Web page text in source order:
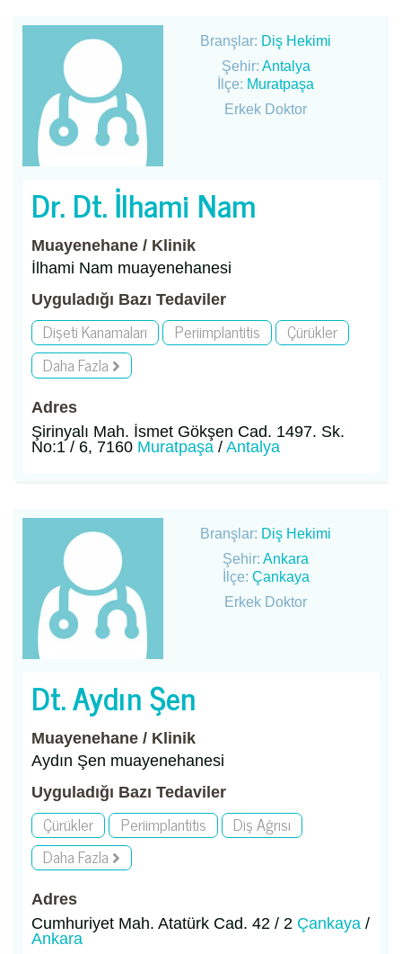
Branşlar: Diş Hekimi
Şehir: Antalya
İlçe: Muratpaşa
Erkek Doktor
Dr. Dt. İlhami Nam
Muayenehane / Klinik
İlhami Nam muayenehanesi
Uyguladığı Bazı Tedaviler
Dişeti Kanamaları Periimplantitis
Çürükler
Daha Fazla
Adres
Şirinyalı Mah. İsmet Gökşen Cad. 1497. Sk.
No:1 / 6, 7160 Muratpaşa / Antalya
Branşlar: Diş Hekimi
Şehir:Ankara
İlçe: Çankaya
Erkek Doktor
Dt. Aydın Şen
Muayenehane / Klinik
Aydın Şen muayenehanesi
Uyguladığı Bazı Tedaviler
Çürükler Periimplantitis
Diş Ağrısı
Daha Fazla
Adres
Cumhuriyet Mah. Atatürk Cad. 42 / 2 Çankaya /
Ankara